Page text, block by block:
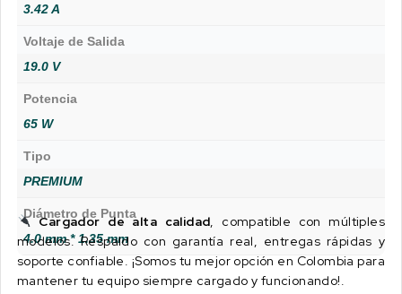
3.42 A
Voltaje de Salida
19.0 V
Potencia
65 W
Tipo
PREMIUM
Diámetro de Punta
4.0 mm * 1.35 mm
Cargador de alta calidad, compatible con múltiples
modelos. Respaldo con garantía real, entregas rápidas y
soporte confiable. ¡Somos tu mejor opción en Colombia para
mantener tu equipo siempre cargado y funcionando!.